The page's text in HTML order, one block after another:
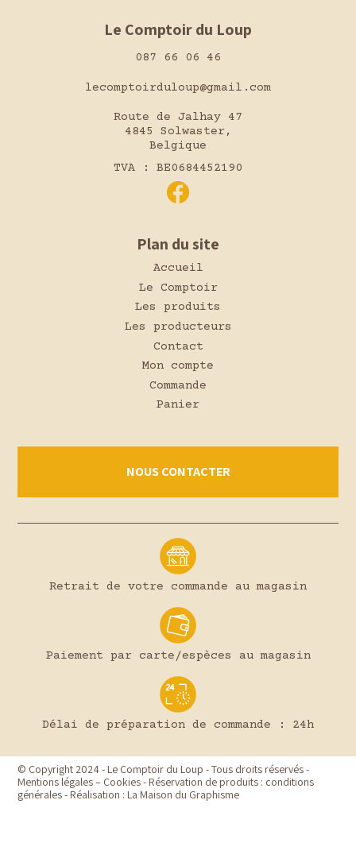
Le Comptoir du Loup
087 66 06 46
lecomptoirduloup@gmail.com
Route de Jalhay 47
4845 Solwaster,
Belgique
TVA : BE0684452190
Plan du site
Accueil
Le Comptoir
Les produits
Les producteurs
Contact
Mon compte
Commande
Panier
NOUS CONTACTER
Retrait de votre commande au magasin
Paiement par carte/espèces au magasin
Délai de préparation de commande : 24h
© Copyright 2024 - Le Comptoir du Loup - Tous droits réservés -
Mentions légales– Cookies- Réservation de produits : conditions
générales- Réalisation : La Maison du Graphisme